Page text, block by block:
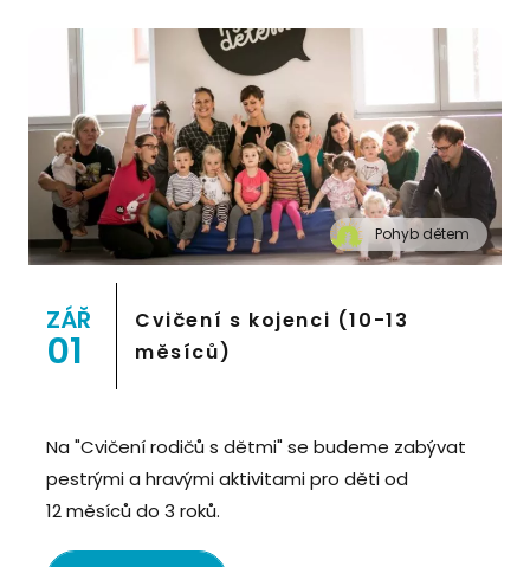
" alt="Cvičení pro děti "Pohyb dětem", Praha 2,
Prostor 8">
Pohyb dětem
ZÁŘ
01
Cvičení s kojenci (10-13
měsíců)
Na "Cvičení rodičů s dětmi" se budeme zabývat
pestrými a hravými aktivitami pro děti od
12 měsíců do 3 roků.